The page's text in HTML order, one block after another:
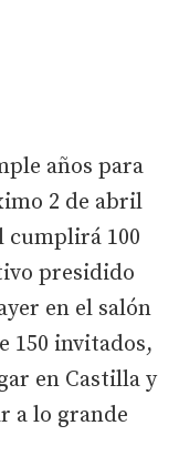
años para
2 de abril
100
presidido
en el salón
150 invitados,
en Castilla y
a lo grande